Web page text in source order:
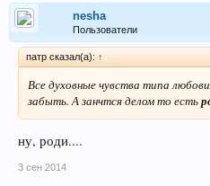
nesha
Пользователи
патр сказал(а): ↑
Все духовные чувства типа
забыть. А занчтся делом то есть
ну, роди....
3 сен 2014